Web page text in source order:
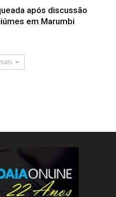
após discussão
em Marumbi